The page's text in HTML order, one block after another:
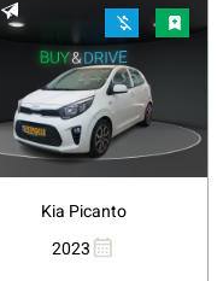
Kia Picanto
2023
Whatsapp